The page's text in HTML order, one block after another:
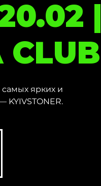
|
ярких и